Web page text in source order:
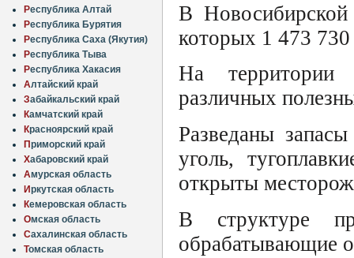
Республика Алтай
Республика Бурятия
Республика Саха (Якутия)
Республика Тыва
Республика Хакасия
Алтайский край
Забайкальский край
Камчатский край
Красноярский край
Приморский край
Хабаровский край
Амурская область
Иркутская область
Кемеровская область
Омская область
Сахалинская область
Томская область
В
которых 1 473
На территории
различных
Разведаны
уголь,
открыты
В структуре
обрабатывающие